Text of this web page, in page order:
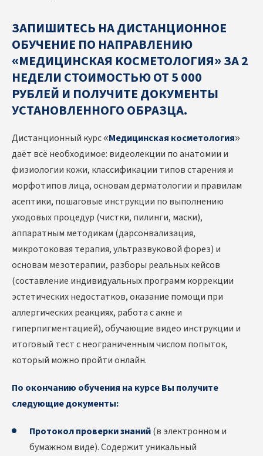
ЗАПИШИТЕСЬ НА ДИСТАНЦИОННОЕ
ОБУЧЕНИЕ ПО НАПРАВЛЕНИЮ
«МЕДИЦИНСКАЯ КОСМЕТОЛОГИЯ» ЗА 2
НЕДЕЛИ СТОИМОСТЬЮ ОТ 5 000
РУБЛЕЙ И ПОЛУЧИТЕ ДОКУМЕНТЫ
УСТАНОВЛЕННОГО ОБРАЗЦА.
Дистанционный курс «Медицинская косметология»
даёт всё необходимое: видеолекции по анатомии и
физиологии кожи, классификации типов старения и
морфотипов лица, основам дерматологии и правилам
асептики, пошаговые инструкции по выполнению
уходовых процедур (чистки, пилинги, маски),
аппаратным методикам (дарсонвализация,
микротоковая терапия, ультразвуковой форез) и
основам мезотерапии, разборы реальных кейсов
(составление индивидуальных программ коррекции
эстетических недостатков, оказание помощи при
аллергических реакциях, работа с акне и
гиперпигментацией), обучающие видео инструкции и
итоговый тест с неограниченным числом попыток,
который можно пройти онлайн.
По окончанию обучения на курсе Вы получите
следующие документы:
Протокол проверки знаний(в электронном и
бумажном виде). Содержит уникальный